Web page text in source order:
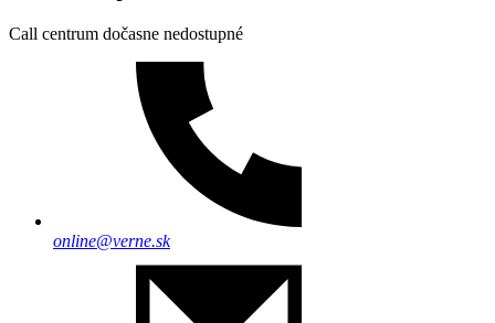
Call centrum dočasne nedostupné
online@verne.sk